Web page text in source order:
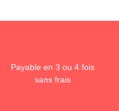
Payable en 3 ou 4 fois
sans frais